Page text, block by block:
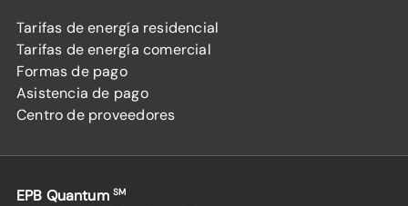
Tarifas de energía residencial
Tarifas de energía comercial
Formas de pago
Asistencia de pago
Centro de proveedores
EPB Quantum SM